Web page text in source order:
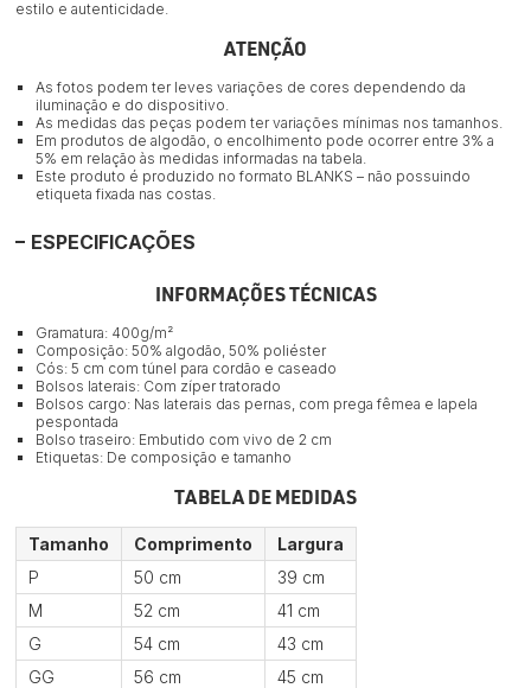
estilo e autenticidade.
ATENÇÃO
As fotos podem ter leves variações de cores dependendo da
iluminação e do dispositivo.
As medidas das peças podem ter variações mínimas nos tamanhos.
Em produtos de algodão, o encolhimento pode ocorrer entre 3% a
5% em relação às medidas informadas na tabela.
Este produto é produzido no formato BLANKS – não possuindo
etiqueta fixada nas costas.
ESPECIFICAÇÕES
INFORMAÇÕES TÉCNICAS
Gramatura: 400g/m²
Composição: 50% algodão, 50% poliéster
Cós: 5 cm com túnel para cordão e caseado
Bolsos laterais: Com zíper tratorado
Bolsos cargo: Nas laterais das pernas, com prega fêmea e lapela
pespontada
Bolso traseiro: Embutido com vivo de 2 cm
Etiquetas: De composição e tamanho
TABELA DE MEDIDAS
Tamanho Comprimento
Largura
P
50 cm
39 cm
M
52 cm
41 cm
G
54 cm
43 cm
GG
56 cm
45 cm